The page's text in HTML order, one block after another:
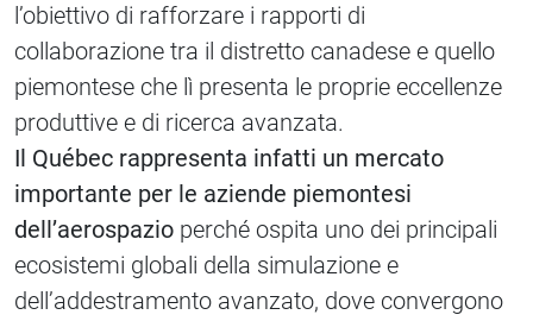
l’obiettivo di rafforzare i rapporti di
collaborazione tra il distretto canadese e quello
piemontese che lì presenta le proprie eccellenze
produttive e di ricerca avanzata.
Il Québec rappresenta infatti un mercato
importante per le aziende piemontesi
dell’aerospazio perché ospita uno dei principali
ecosistemi globali della simulazione e
dell’addestramento avanzato, dove convergono